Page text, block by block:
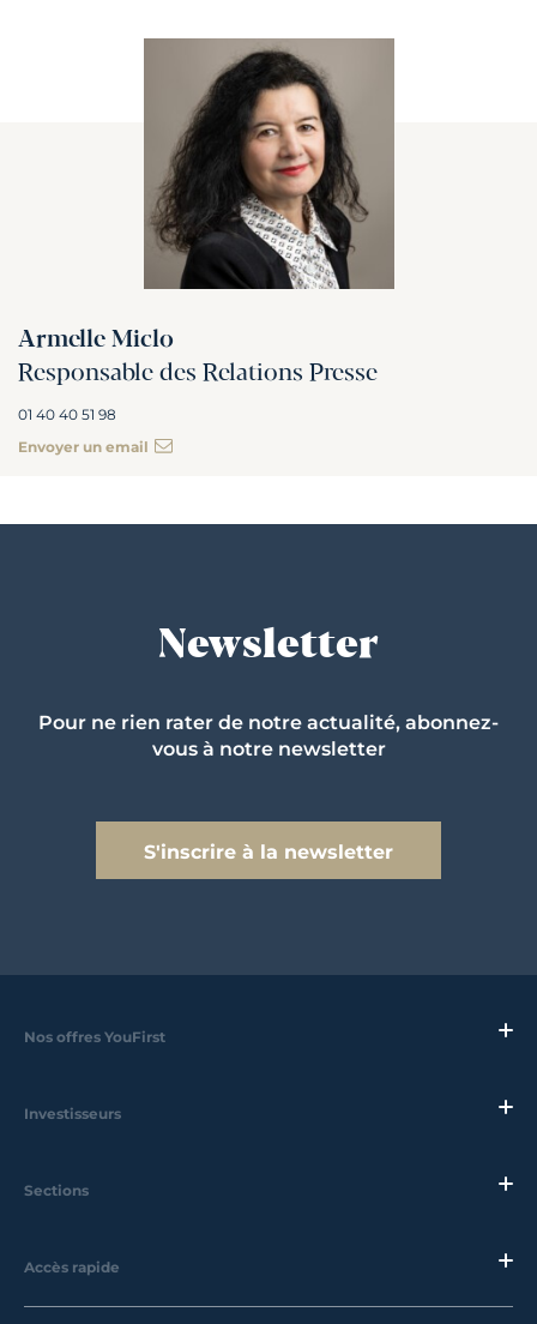
Armelle Miclo
Responsable des Relations Presse
01 40 40 51 98
Envoyer un email
Newsletter
Pour ne rien rater de notre actualité, abonnez-
vous à notre newsletter
S'inscrire à la newsletter
Nos offres YouFirst
Investisseurs
Sections
Accès rapide